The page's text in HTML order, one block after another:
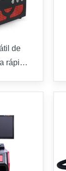
de
rápida
de
de